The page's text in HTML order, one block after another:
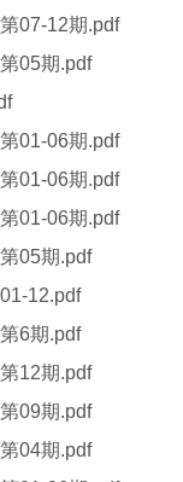
07-12期.pdf
05期.pdf
01-06期.pdf
01-06期.pdf
01-06期.pdf
05期.pdf
12.pdf
6期.pdf
12期.pdf
09期.pdf
04期.pdf